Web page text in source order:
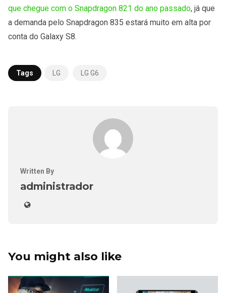
que chegue com o Snapdragon 821 do ano passado, já que
a demanda pelo Snapdragon 835 estará muito em alta por
conta do Galaxy S8.
Tags LG LG G6
Written By
administrador
You might also like